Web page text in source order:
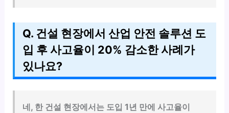
Q. 건설 현장에서 산업 안전 솔루션 도
입 후 사고율이 20% 감소한 사례가
있나요?
네, 한 건설 현장에서는 도입 1년 만에 사고율이